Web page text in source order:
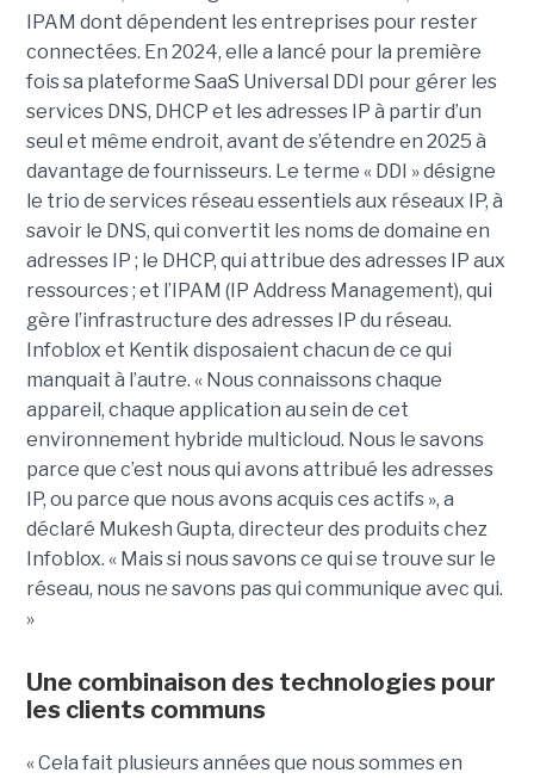
IPAM dont dépendent les entreprises pour rester
connectées. En 2024, elle a lancé pour la première
fois sa plateforme SaaS Universal DDI pour gérer les
services DNS, DHCP et les adresses IP à partir d’un
seul et même endroit, avant de s’étendre en 2025 à
davantage de fournisseurs. Le terme « DDI » désigne
le trio de services réseau essentiels aux réseaux IP, à
savoir le DNS, qui convertit les noms de domaine en
adresses IP ; le DHCP, qui attribue des adresses IP aux
ressources ; et l’IPAM (IP Address Management), qui
gère l’infrastructure des adresses IP du réseau.
Infoblox et Kentik disposaient chacun de ce qui
manquait à l’autre. « Nous connaissons chaque
appareil, chaque application au sein de cet
environnement hybride multicloud. Nous le savons
parce que c’est nous qui avons attribué les adresses
IP, ou parce que nous avons acquis ces actifs », a
déclaré Mukesh Gupta, directeur des produits chez
Infoblox. « Mais si nous savons ce qui se trouve sur le
réseau, nous ne savons pas qui communique avec qui.
»
Une combinaison des technologies pour
les clients communs
« Cela fait plusieurs années que nous sommes en